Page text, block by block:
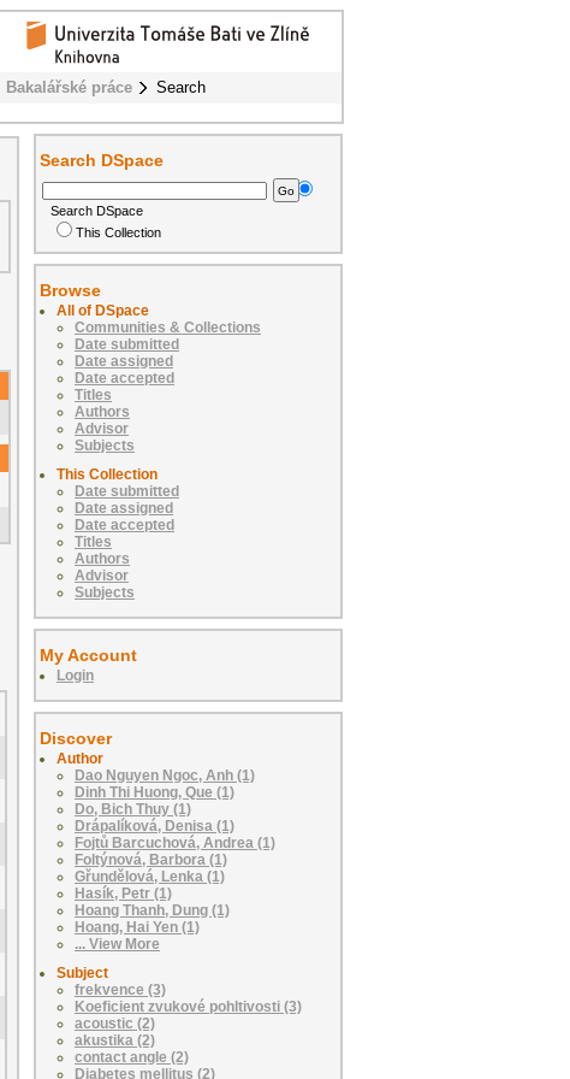
Bakalářské práce Search
Search DSpace
Search DSpace
This Collection
Browse
All of DSpace
Communities & Collections
Date submitted
Date assigned
Date accepted
Titles
Authors
Advisor
Subjects
This Collection
Date submitted
Date assigned
Date accepted
Titles
Authors
Advisor
Subjects
My Account
Login
Discover
Author
Dao Nguyen Ngoc, Anh (1)
Dinh Thi Huong, Que (1)
Do, Bich Thuy (1)
Drápalíková, Denisa (1)
Fojtů Barcuchová, Andrea (1)
Foltýnová, Barbora (1)
Gřundělová, Lenka (1)
Hasík, Petr (1)
Hoang Thanh, Dung (1)
Hoang, Hai Yen (1)
... View More
Subject
frekvence (3)
Koeficient zvukové pohltivosti (3)
acoustic (2)
akustika (2)
contact angle (2)
Diabetes mellitus (2)